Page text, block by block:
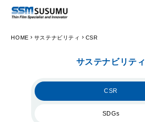
会社情報
HOME chevron_right サステナビリティ chevron_right CSR
サステナビリティ
CSR
SDGs